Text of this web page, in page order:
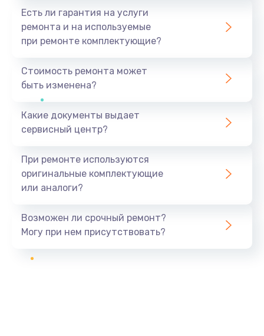
Есть ли гарантия на услуги
ремонта и на используемые
при ремонте комплектующие?
Стоимость ремонта может
быть изменена?
Какие документы выдает
сервисный центр?
При ремонте используются
оригинальные комплектующие
или аналоги?
Возможен ли срочный ремонт?
Могу при нем присутствовать?